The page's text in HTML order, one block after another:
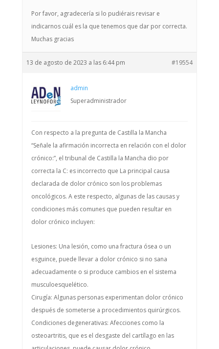
Por favor, agradecería si lo pudiérais revisar e
indicarnos cuál es la que tenemos que dar por correcta.
Muchas gracias
13 de agosto de 2023 a las 6:44 pm #19554
admin
Superadministrador
Con respecto a la pregunta de Castilla la Mancha
“Señale la afirmación incorrecta en relación con el dolor
crónico:”, el tribunal de Castilla la Mancha dio por
correcta la C: es incorrecto que La principal causa
declarada de dolor crónico son los problemas
oncológicos. A este respecto, algunas de las causas y
condiciones más comunes que pueden resultar en
dolor crónico incluyen:
Lesiones: Una lesión, como una fractura ósea o un
esguince, puede llevar a dolor crónico si no sana
adecuadamente o si produce cambios en el sistema
musculoesquelético.
Cirugía: Algunas personas experimentan dolor crónico
después de someterse a procedimientos quirúrgicos.
Condiciones degenerativas: Afecciones como la
osteoartritis, que es el desgaste del cartílago en las